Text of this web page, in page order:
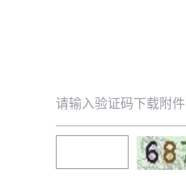
请输入验证码下载附件